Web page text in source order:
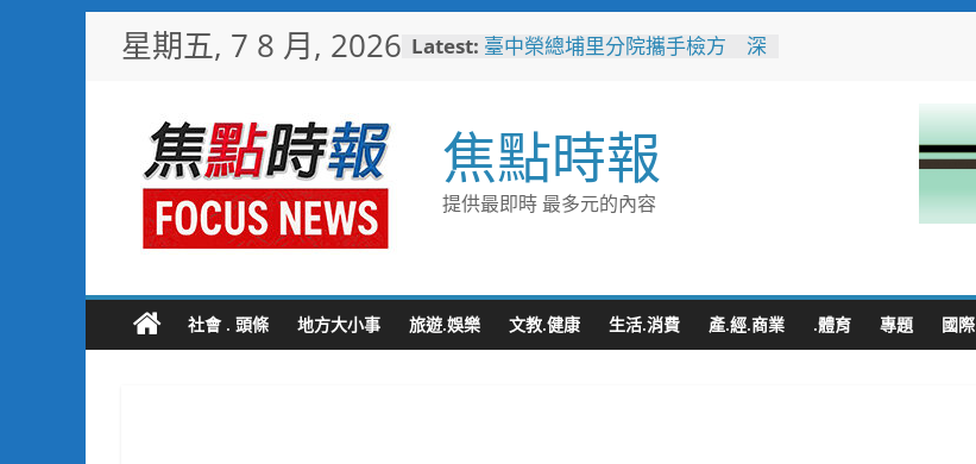
星期五, 7 8 月, 2026 Latest: 臺中榮總埔里分院攜手檢方 深
珍惜119報案專線資源 切勿無故
撥打或謊報案件
白海豚颱風來襲！台電台東區處
全面整備迎戰強風豪雨 籲多利
焦點時報
提供最即時 最多元的內容
社會 . 頭條 地方大小事 旅遊.娛樂 文教.健康 生活.消費 產.經.商業 .體育 專題 國際